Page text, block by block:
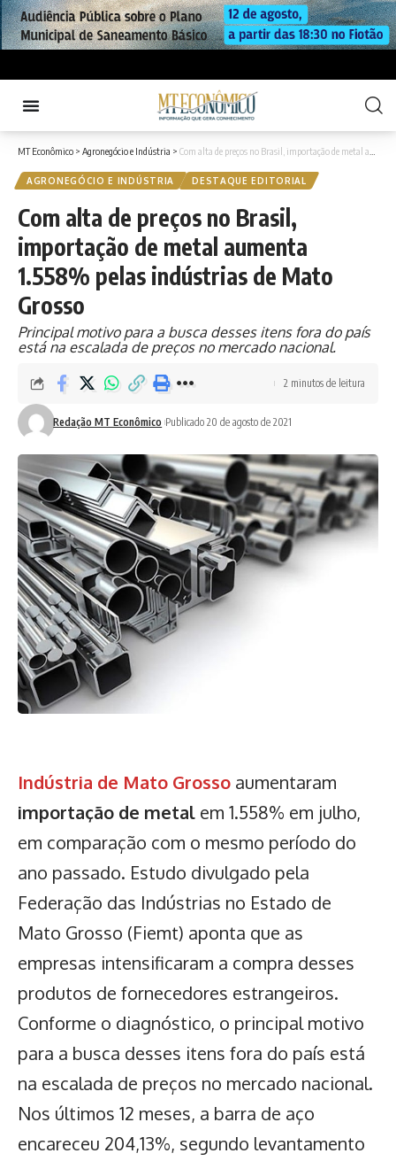
MT Econômico > Agronegócio e Indústria > Com alta de preços no Brasil, importação de metal aumenta 1.558% pelas indústrias de Mato Grosso
AGRONEGÓCIO E INDÚSTRIA DESTAQUE EDITORIAL
Com alta de preços no Brasil,
importação de metal aumenta
1.558% pelas indústrias de Mato
Grosso
Principal motivo para a busca desses itens fora do país
está na escalada de preços no mercado nacional.
Redação MT Econômico Publicado 20 de agosto de 2021
2 minutos de leitura
Indústria de Mato Grosso aumentaram
importação de metal em 1.558% em julho,
em comparação com o mesmo período do
ano passado. Estudo divulgado pela
Federação das Indústrias no Estado de
Mato Grosso (Fiemt) aponta que as
empresas intensificaram a compra desses
produtos de fornecedores estrangeiros.
Conforme o diagnóstico, o principal motivo
para a busca desses itens fora do país está
na escalada de preços no mercado nacional.
Nos últimos 12 meses, a barra de aço
encareceu 204,13%, segundo levantamento